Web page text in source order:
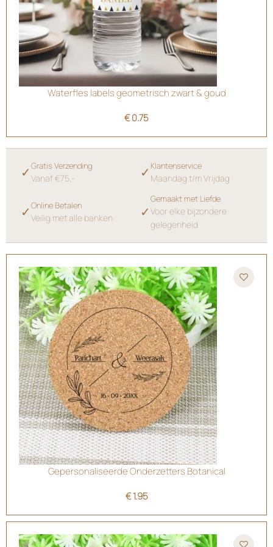
Waterfles labels geometrisch zwart & goud
€0.75
✓ Gratis Verzending
Vanaf €75,- ✓ Klantenservice
Maandag t/m Vrijdag
✓ Online Betalen
Veilig met alle banken ✓
Gemaakt met Liefde
Voor elke bijzondere
gelegenheid
Gepersonaliseerde Onderzetters Botanical
€1.95